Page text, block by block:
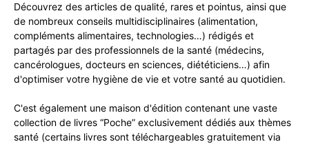
Découvrez des articles de qualité, rares et pointus, ainsi que
de nombreux conseils multidisciplinaires (alimentation,
compléments alimentaires, technologies…) rédigés et
partagés par des professionnels de la santé (médecins,
cancérologues, docteurs en sciences, diététiciens…) afin
d'optimiser votre hygiène de vie et votre santé au quotidien.
C'est également une maison d'édition contenant une vaste
collection de livres “Poche” exclusivement dédiés aux thèmes
santé (certains livres sont téléchargeables gratuitement via